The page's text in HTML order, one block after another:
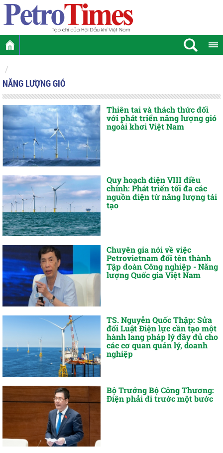
NĂNG LƯỢNG GIÓ
Thiên tai và thách thức đối
với phát triển năng lượng gió
ngoài khơi Việt Nam
Quy hoạch điện VIII điều
chỉnh: Phát triển tối đa các
nguồn điện từ năng lượng tái
tạo
Chuyên gia nói về việc
Petrovietnam đổi tên thành
Tập đoàn Công nghiệp - Năng
lượng Quốc gia Việt Nam
TS. Nguyễn Quốc Thập: Sửa
đổi Luật Điện lực cần tạo một
hành lang pháp lý đầy đủ cho
các cơ quan quản lý, doanh
nghiệp
Bộ Trưởng Bộ Công Thương:
Điện phải đi trước một bước